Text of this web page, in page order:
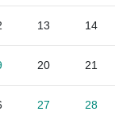
13 14
20 21
27 28